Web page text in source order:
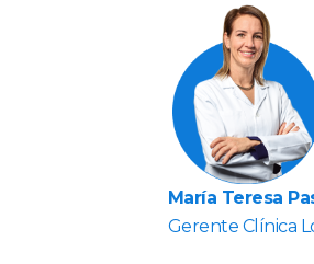
María Teresa
Gerente Clínica